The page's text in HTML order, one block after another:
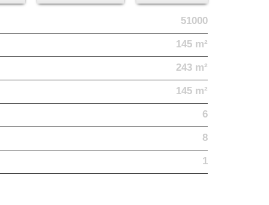
51000
145 m²
243 m²
145 m²
6
8
1